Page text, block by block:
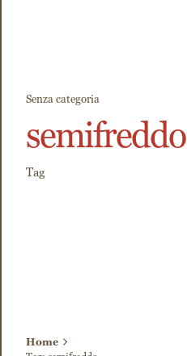
Senza categoria
semifreddo
Tag
Home
Tag: semifreddo